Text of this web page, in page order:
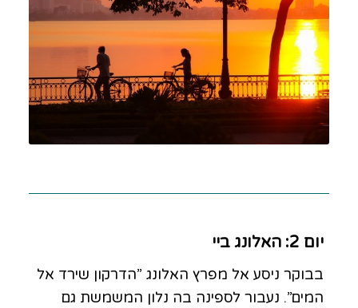
יום 2: האלונג ביי
בבוקר ניסע אל מפרץ האלונג ”הדרקון שירד אל
המים”. נעבור לספינה בה נלון המשמשת גם